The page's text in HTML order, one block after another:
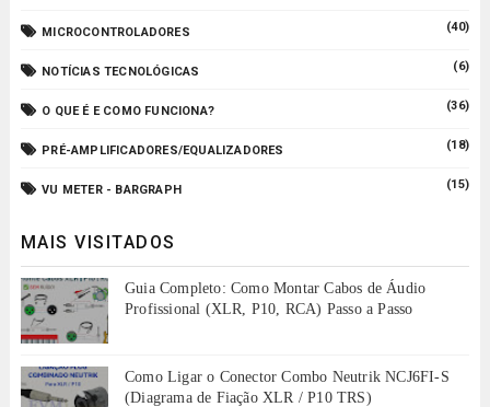
MICROCONTROLADORES (40)
NOTÍCIAS TECNOLÓGICAS (6)
O QUE É E COMO FUNCIONA? (36)
PRÉ-AMPLIFICADORES/EQUALIZADORES (18)
VU METER - BARGRAPH (15)
MAIS VISITADOS
Guia Completo: Como Montar Cabos de Áudio
Profissional (XLR, P10, RCA) Passo a Passo
Como Ligar o Conector Combo Neutrik NCJ6FI-S
(Diagrama de Fiação XLR / P10 TRS)